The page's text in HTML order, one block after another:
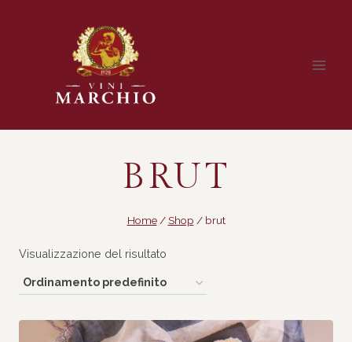
BRUT
Home / Shop / brut
Visualizzazione del risultato